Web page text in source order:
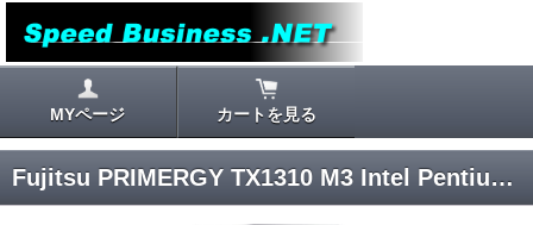
MYページ カートを見る
Fujitsu PRIMERGY TX1310 M3 Intel Pentium G4560 2C/4T ECC 8GB M.2 SSD 500GB Windows 10 Pro